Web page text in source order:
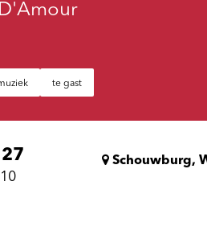
te gast
Schouwburg,